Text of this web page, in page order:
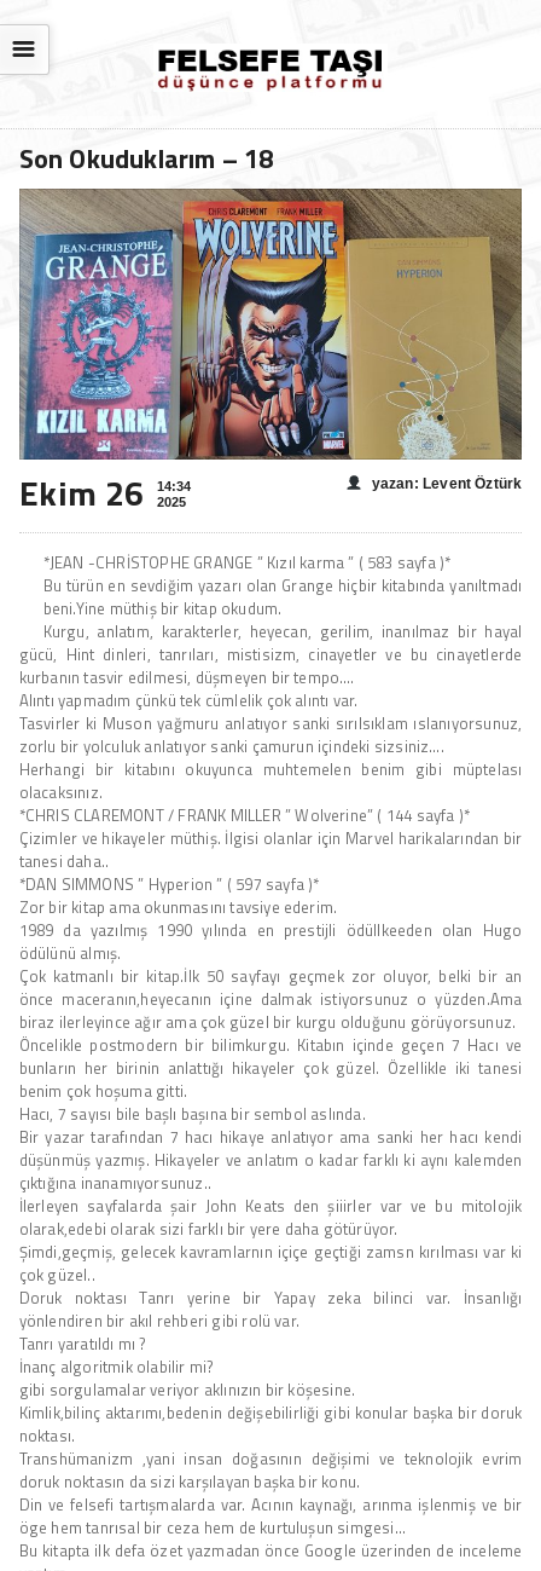
☰
Son Okuduklarım – 18
Ekim 26
14:34
2025
yazan: Levent Öztürk
*JEAN -CHRİSTOPHE GRANGE ” Kızıl karma ” ( 583 sayfa )*
Bu türün en sevdiğim yazarı olan Grange hiçbir kitabında yanıltmadı
beni.Yine müthiş bir kitap okudum.
Kurgu, anlatım, karakterler, heyecan, gerilim, inanılmaz bir hayal
gücü, Hint dinleri, tanrıları, mistisizm, cinayetler ve bu cinayetlerde
kurbanın tasvir edilmesi, düşmeyen bir tempo….
Alıntı yapmadım çünkü tek cümlelik çok alıntı var.
Tasvirler ki Muson yağmuru anlatıyor sanki sırılsıklam ıslanıyorsunuz,
zorlu bir yolculuk anlatıyor sanki çamurun içindeki sizsiniz….
Herhangi bir kitabını okuyunca muhtemelen benim gibi müptelası
olacaksınız.
*CHRIS CLAREMONT / FRANK MILLER ” Wolverine” ( 144 sayfa )*
Çizimler ve hikayeler müthiş. İlgisi olanlar için Marvel harikalarından bir
tanesi daha..
*DAN SIMMONS ” Hyperion ” ( 597 sayfa )*
Zor bir kitap ama okunmasını tavsiye ederim.
1989 da yazılmış 1990 yılında en prestijli ödüllkeeden olan Hugo
ödülünü almış.
Çok katmanlı bir kitap.İlk 50 sayfayı geçmek zor oluyor, belki bir an
önce maceranın,heyecanın içine dalmak istiyorsunuz o yüzden.Ama
biraz ilerleyince ağır ama çok güzel bir kurgu olduğunu görüyorsunuz.
Öncelikle postmodern bir bilimkurgu. Kitabın içinde geçen 7 Hacı ve
bunların her birinin anlattığı hikayeler çok güzel. Özellikle iki tanesi
benim çok hoşuma gitti.
Hacı, 7 sayısı bile başlı başına bir sembol aslında.
Bir yazar tarafından 7 hacı hikaye anlatıyor ama sanki her hacı kendi
düşünmüş yazmış. Hikayeler ve anlatım o kadar farklı ki aynı kalemden
çıktığına inanamıyorsunuz..
İlerleyen sayfalarda şair John Keats den şiiirler var ve bu mitolojik
olarak,edebi olarak sizi farklı bir yere daha götürüyor.
Şimdi,geçmiş, gelecek kavramlarnın içiçe geçtiği zamsn kırılması var ki
çok güzel..
Doruk noktası Tanrı yerine bir Yapay zeka bilinci var. İnsanlığı
yönlendiren bir akıl rehberi gibi rolü var.
Tanrı yaratıldı mı ?
İnanç algoritmik olabilir mi?
gibi sorgulamalar veriyor aklınızın bir köşesine.
Kimlik,bilinç aktarımı,bedenin değişebilirliği gibi konular başka bir doruk
noktası.
Transhümanizm ,yani insan doğasının değişimi ve teknolojik evrim
doruk noktasın da sizi karşılayan başka bir konu.
Din ve felsefi tartışmalarda var. Acının kaynağı, arınma işlenmiş ve bir
öge hem tanrısal bir ceza hem de kurtuluşun simgesi…
Bu kitapta ilk defa özet yazmadan önce Google üzerinden de inceleme